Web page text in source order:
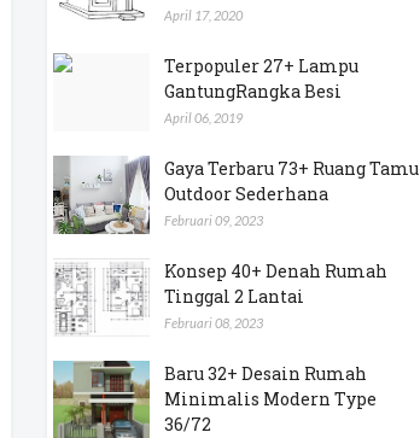
April 17, 2020
Terpopuler 27+ Lampu
GantungRangka Besi
April 06, 2019
Gaya Terbaru 73+ Ruang Tamu
Outdoor Sederhana
Februari 09, 2023
Konsep 40+ Denah Rumah
Tinggal 2 Lantai
Februari 08, 2023
Baru 32+ Desain Rumah
Minimalis Modern Type
36/72